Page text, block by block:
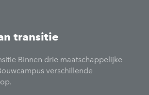
transitie
Binnen drie maatschappelijke
verschillende